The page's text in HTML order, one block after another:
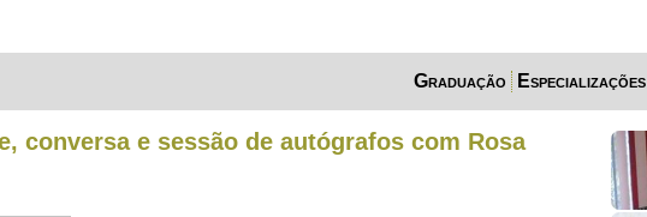
Graduação Especializações
conversa e sessão de autógrafos com Rosa